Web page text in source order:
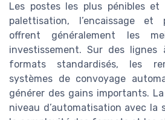
Les postes les plus pénibles
palettisation, l’encaissage et
offrent généralement les
investissement. Sur des lignes
formats standardisés, les
systèmes de convoyage
générer des gains importants.
niveau d’automatisation avec la